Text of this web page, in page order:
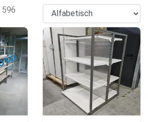
596